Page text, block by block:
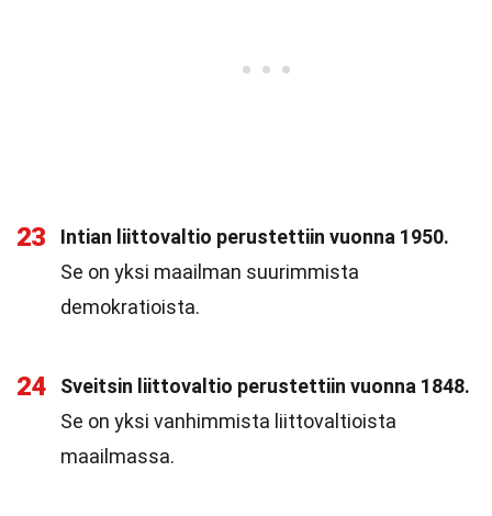
23
Intian liittovaltio perustettiin vuonna 1950.
Se on yksi maailman suurimmista
demokratioista.
24
Sveitsin liittovaltio perustettiin vuonna 1848.
Se on yksi vanhimmista liittovaltioista
maailmassa.